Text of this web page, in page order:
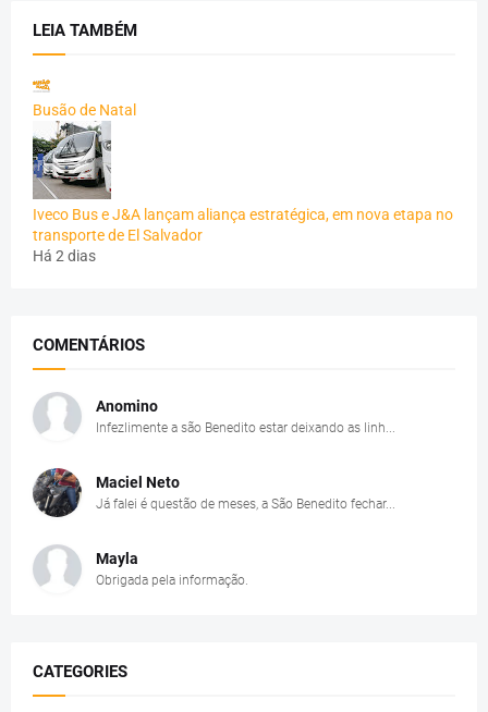
LEIA TAMBÉM
Busão de Natal
Iveco Bus e J&A lançam aliança estratégica, em nova etapa no
transporte de El Salvador
Há 2 dias
COMENTÁRIOS
Anomino
Infezlimente a são Benedito estar deixando as linh...
Maciel Neto
Já falei é questão de meses, a São Benedito fechar...
Mayla
Obrigada pela informação.
CATEGORIES